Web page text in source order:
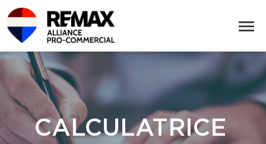
CALCULATRICE